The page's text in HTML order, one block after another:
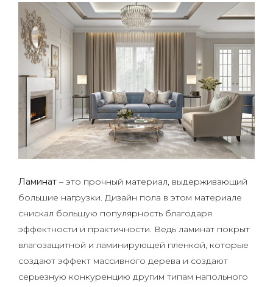
Ламинат – это прочный материал, выдерживающий
большие нагрузки. Дизайн пола в этом материале
снискал большую популярность благодаря
эффектности и практичности. Ведь ламинат покрыт
влагозащитной и ламинирующей пленкой, которые
создают эффект массивного дерева и создают
серьезную конкуренцию другим типам напольного